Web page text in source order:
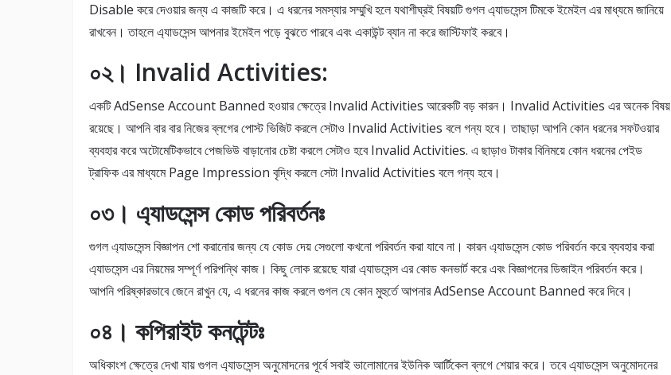
Disable করে দেওয়ার জন্য এ কাজটি করে। এ ধরনের সমস্যার সম্মুখি হলে যথাশীঘ্রই বিষয়টি গুগল এ্যাডসেন্স টিমকে ইমেইল এর মাধ্যমে জানিয়ে
রাখবেন। তাহলে এ্যাডসেন্স আপনার ইমেইল পড়ে বুঝতে পারবে এবং একাউন্ট ব্যান না করে জাস্টিফাই করবে।
০২। Invalid Activities:
একটি AdSense Account Banned হওয়ার ক্ষেত্রে Invalid Activities আরেকটি বড় কারন। Invalid Activities এর অনেক বিষয়
রয়েছে। আপনি বার বার নিজের ব্লগের পোস্ট ভিজিট করলে সেটাও Invalid Activities বলে গন্য হবে। তাছাড়া আপনি কোন ধরনের সফটওয়ার
ব্যবহার করে অটোমেটিকভাবে পেজভিউ বাড়ানোর চেষ্টা করলে সেটাও হবে Invalid Activities. এ ছাড়াও টাকার বিনিময়ে কোন ধরনের পেইড
ট্রাফিক এর মাধ্যমে Page Impression বৃদ্ধি করলে সেটা Invalid Activities বলে গন্য হবে।
০৩। এ্যাডসেন্স কোড পরিবর্তনঃ
গুগল এ্যাডসেন্স বিজ্ঞাপন শো করানোর জন্য যে কোড দেয় সেগুলো কখনো পরিবর্তন করা যাবে না। কারন এ্যাডসেন্স কোড পরিবর্তন করে ব্যবহার করা
এ্যাডসেন্স এর নিয়মের সম্পূর্ণ পরিপন্থি কাজ। কিছু লোক রয়েছে যারা এ্যাডসেন্স এর কোড কনভার্ট করে এবং বিজ্ঞাপনের ডিজাইন পরিবর্তন করে।
আপনি পরিষ্কারভাবে জেনে রাখুন যে, এ ধরনের কাজ করলে গুগল যে কোন মুহুর্তে আপনার AdSense Account Banned করে দিবে।
০৪। কপিরাইট কনটেন্টঃ
অধিকাংশ ক্ষেত্রে দেখা যায় গুগল এ্যাডসেন্স অনুমোদনের পূর্বে সবাই ভালোমানের ইউনিক আর্টিকেল ব্লগে শেয়ার করে। তবে এ্যাডসেন্স অনুমোদনের